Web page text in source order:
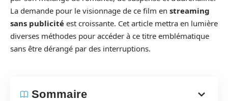
La demande pour le visionnage de ce film en streaming
sans publicité est croissante. Cet article mettra en lumière
diverses méthodes pour accéder à ce titre emblématique
sans être dérangé par des interruptions.
Sommaire